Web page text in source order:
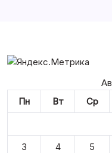
Пн
Вт Ср
3
4 5